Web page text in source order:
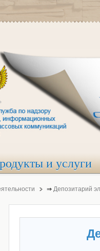
и услуги
⇒ Депозитарий